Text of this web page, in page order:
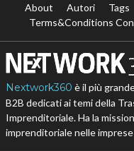
About Autori Tags
Terms&Conditions
Nextwork360 è il più
B2B dedicati ai temi della
Imprenditoriale. Ha la
imprenditoriale nelle